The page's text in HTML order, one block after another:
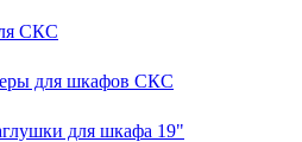
СКС
для шкафов СКС
для шкафа 19"